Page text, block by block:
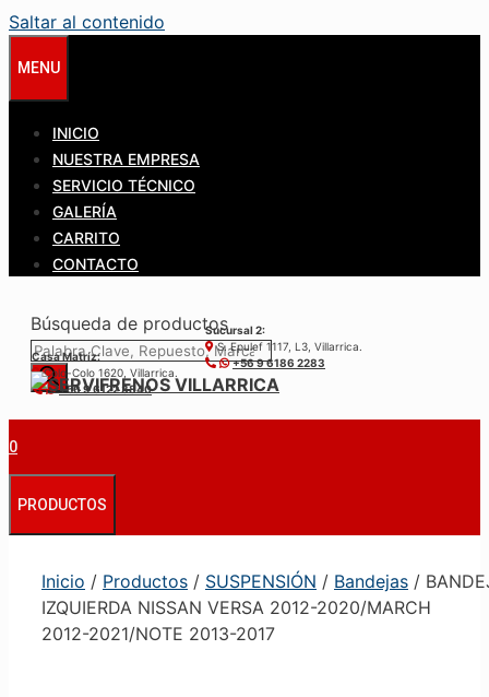
Saltar al contenido
MENU
INICIO
NUESTRA EMPRESA
SERVICIO TÉCNICO
GALERÍA
CARRITO
CONTACTO
Búsqueda de productos
Casa Matríz:
Colo-Colo 1620, Villarrica.
+56 9 6122 3840
Sucursal 2:
S. Epulef 1117, L3, Villarrica.
+56 9 6186 2283
0
PRODUCTOS
Inicio / Productos / SUSPENSIÓN / Bandejas /
IZQUIERDA NISSAN VERSA 2012-2020/MARCH
2012-2021/NOTE 2013-2017